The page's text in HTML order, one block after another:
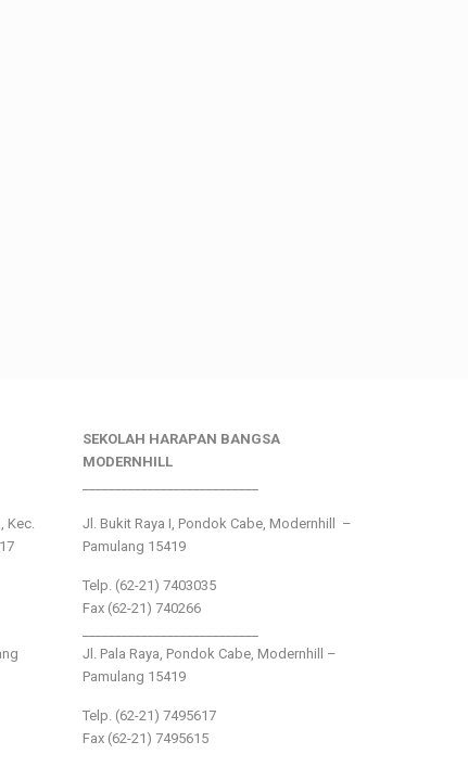
Kec.
SEKOLAH HARAPAN BANGSA
MODERNHILL
Jl. Bukit Raya I, Pondok Cabe, Modernhill –
Pamulang 15419
Telp. (62-21) 7403035
Fax (62-21) 740266
Jl. Pala Raya, Pondok Cabe, Modernhill –
Pamulang 15419
Telp. (62-21) 7495617
Fax (62-21) 7495615